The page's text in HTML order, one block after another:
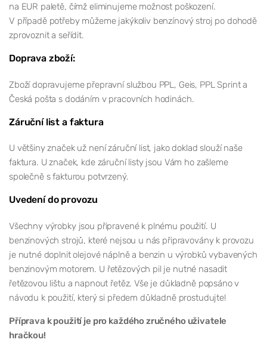
na EUR paletě, čímž eliminujeme možnost poškození.
V případě potřeby můžeme jakýkoliv benzínový stroj po dohodě
zprovoznit a seřídit.
Doprava zboží:
Zboží dopravujeme přepravní službou PPL, Geis, PPL Sprint a
Česká pošta s dodáním v pracovních hodinách.
Záruční list a faktura
U většiny značek už není záruční list, jako doklad slouží naše
faktura. U značek, kde záruční listy jsou Vám ho zašleme
společně s fakturou potvrzený.
Uvedení do provozu
Všechny výrobky jsou připravené k plnému použití. U
benzinových strojů, které nejsou u nás připravovány k provozu
je nutné doplnit olejové náplně a benzin u výrobků vybavených
benzinovým motorem. U řetězových pil je nutné nasadit
řetězovou lištu a napnout řetěz. Vše je důkladně popsáno v
návodu k použití, který si předem důkladně prostudujte!
Příprava k použití je pro každého zručného uživatele
hračkou!